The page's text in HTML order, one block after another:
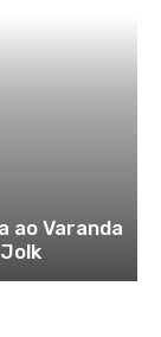
ao Varanda